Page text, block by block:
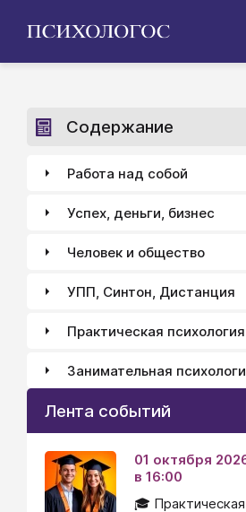
Содержание
Работа над собой
Успех, деньги, бизнес
Человек и общество
УПП, Синтон, Дистанция
Практическая психология
Занимательная
Лента событий
01 октября
в 16:00
🎓 Практическая